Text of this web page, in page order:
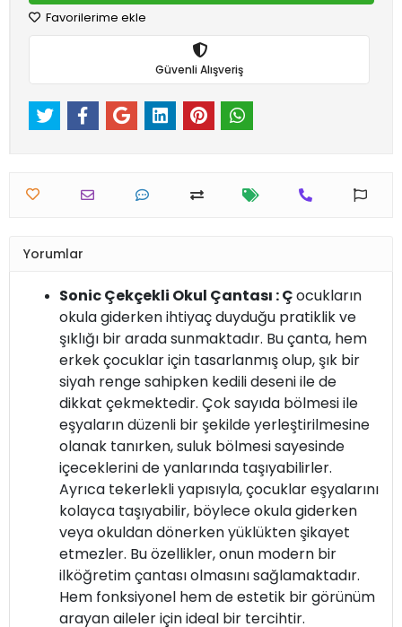
Favorilerime ekle
Güvenli Alışveriş
Yorumlar
Sonic Çekçekli Okul Çantası : Çocukların
okula giderken ihtiyaç duyduğu pratiklik ve
şıklığı bir arada sunmaktadır. Bu çanta, hem
erkek çocuklar için tasarlanmış olup, şık bir
siyah renge sahipken kedili deseni ile de
dikkat çekmektedir. Çok sayıda bölmesi ile
eşyaların düzenli bir şekilde yerleştirilmesine
olanak tanırken, suluk bölmesi sayesinde
içeceklerini de yanlarında taşıyabilirler.
Ayrıca tekerlekli yapısıyla, çocuklar eşyalarını
kolayca taşıyabilir, böylece okula giderken
veya okuldan dönerken yüklükten şikayet
etmezler. Bu özellikler, onun modern bir
ilköğretim çantası olmasını sağlamaktadır.
Hem fonksiyonel hem de estetik bir görünüm
arayan aileler için ideal bir tercihtir.